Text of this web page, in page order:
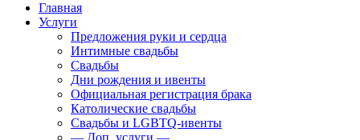
Главная
Услуги
Предложения руки и сердца
Интимные свадьбы
Свадьбы
Дни рождения и ивенты
Официальная регистрация брака
Католические свадьбы
Свадьбы и LGBTQ-ивенты
— Доп. услуги —